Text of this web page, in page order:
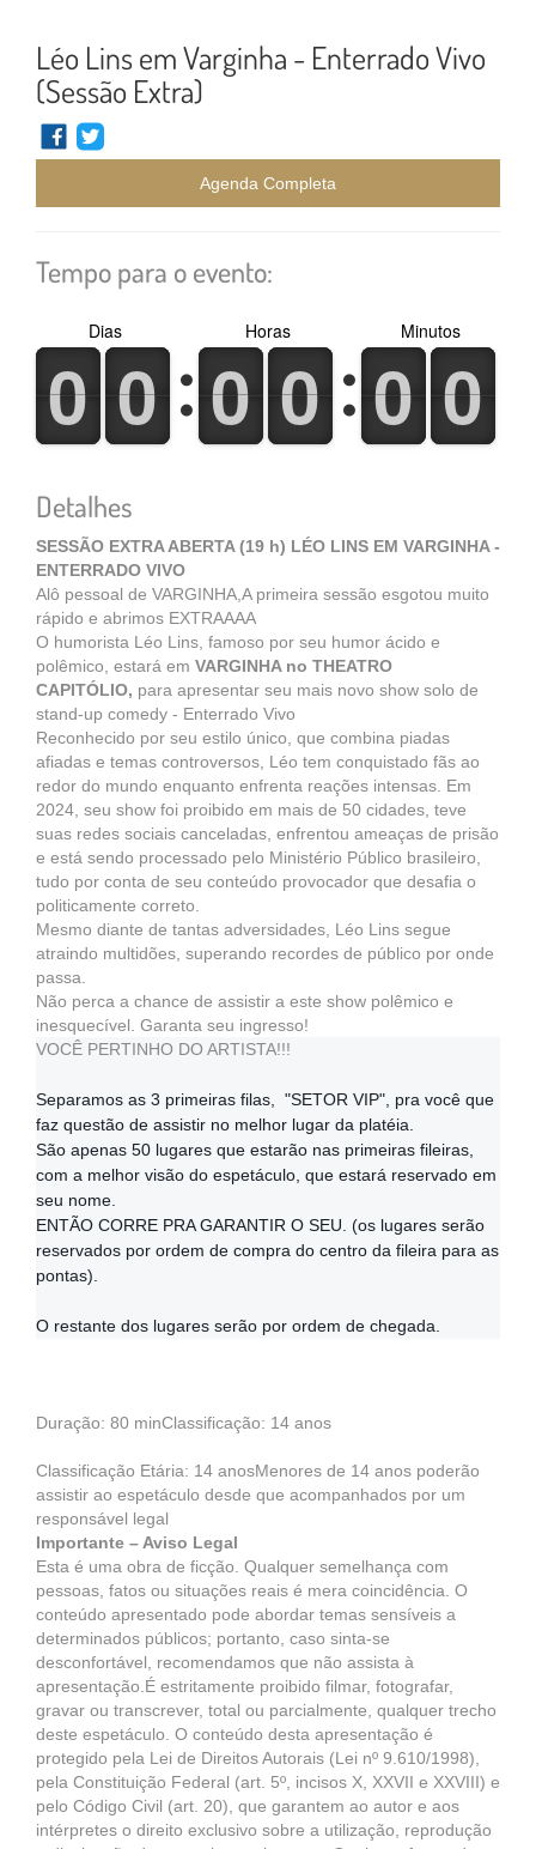
Léo Lins em Varginha - Enterrado Vivo
(Sessão Extra)
Agenda Completa
Tempo para o evento:
0
0
1
1 0
0
1
1
Dias
0
0
1
1 0
0
1
1
Horas
0
0
1
1 0
0
1
1
Minutos
Detalhes
SESSÃO EXTRA ABERTA (19 h) LÉO LINS EM VARGINHA -
ENTERRADO VIVO
Alô pessoal de VARGINHA,A primeira sessão esgotou muito
rápido e abrimos EXTRAAAA
O humorista Léo Lins, famoso por seu humor ácido e
polêmico, estará em VARGINHA no THEATRO
CAPITÓLIO, para apresentar seu mais novo show solo de
stand-up comedy - Enterrado Vivo
Reconhecido por seu estilo único, que combina piadas
afiadas e temas controversos, Léo tem conquistado fãs ao
redor do mundo enquanto enfrenta reações intensas. Em
2024, seu show foi proibido em mais de 50 cidades, teve
suas redes sociais canceladas, enfrentou ameaças de prisão
e está sendo processado pelo Ministério Público brasileiro,
tudo por conta de seu conteúdo provocador que desafia o
politicamente correto.
Mesmo diante de tantas adversidades, Léo Lins segue
atraindo multidões, superando recordes de público por onde
passa.
Não perca a chance de assistir a este show polêmico e
inesquecível. Garanta seu ingresso!
VOCÊ PERTINHO DO ARTISTA!!!
Separamos as 3 primeiras filas, "SETOR VIP", pra você que
faz questão de assistir no melhor lugar da platéia.
São apenas 50 lugares que estarão nas primeiras fileiras,
com a melhor visão do espetáculo, que estará reservado em
seu nome.
ENTÃO CORRE PRA GARANTIR O SEU. (os lugares serão
reservados por ordem de compra do centro da fileira para as
pontas).
O restante dos lugares serão por ordem de chegada.
Duração: 80 minClassificação: 14 anos
Classificação Etária: 14 anosMenores de 14 anos poderão
assistir ao espetáculo desde que acompanhados por um
responsável legal
Importante – Aviso Legal
Esta é uma obra de ficção. Qualquer semelhança com
pessoas, fatos ou situações reais é mera coincidência. O
conteúdo apresentado pode abordar temas sensíveis a
determinados públicos; portanto, caso sinta-se
desconfortável, recomendamos que não assista à
apresentação.É estritamente proibido filmar, fotografar,
gravar ou transcrever, total ou parcialmente, qualquer trecho
deste espetáculo. O conteúdo desta apresentação é
protegido pela Lei de Direitos Autorais (Lei nº 9.610/1998),
pela Constituição Federal (art. 5º, incisos X, XXVII e XXVIII) e
pelo Código Civil (art. 20), que garantem ao autor e aos
intérpretes o direito exclusivo sobre a utilização, reprodução